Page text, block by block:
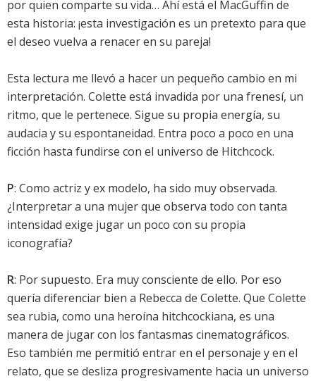
por quien comparte su vida… Ahí está el MacGuffin de
esta historia: ¡esta investigación es un pretexto para que
el deseo vuelva a renacer en su pareja!
Esta lectura me llevó a hacer un pequeño cambio en mi
interpretación. Colette está invadida por una frenesí, un
ritmo, que le pertenece. Sigue su propia energía, su
audacia y su espontaneidad. Entra poco a poco en una
ficción hasta fundirse con el universo de Hitchcock.
P: Como actriz y ex modelo, ha sido muy observada.
¿Interpretar a una mujer que observa todo con tanta
intensidad exige jugar un poco con su propia
iconografía?
R: Por supuesto. Era muy consciente de ello. Por eso
quería diferenciar bien a Rebecca de Colette. Que Colette
sea rubia, como una heroína hitchcockiana, es una
manera de jugar con los fantasmas cinematográficos.
Eso también me permitió entrar en el personaje y en el
relato, que se desliza progresivamente hacia un universo